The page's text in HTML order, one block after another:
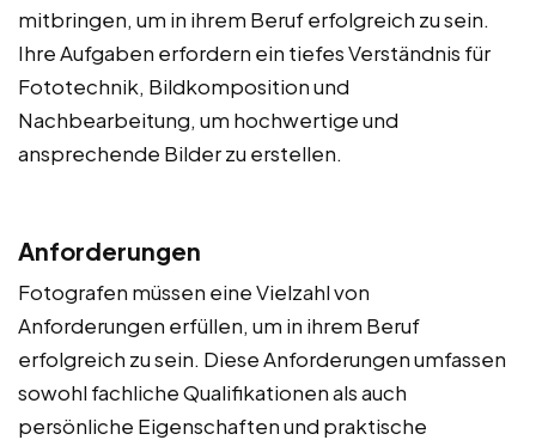
mitbringen, um in ihrem Beruf erfolgreich zu sein.
Ihre Aufgaben erfordern ein tiefes Verständnis für
Fototechnik, Bildkomposition und
Nachbearbeitung, um hochwertige und
ansprechende Bilder zu erstellen.
Anforderungen
Fotografen müssen eine Vielzahl von
Anforderungen erfüllen, um in ihrem Beruf
erfolgreich zu sein. Diese Anforderungen umfassen
sowohl fachliche Qualifikationen als auch
persönliche Eigenschaften und praktische